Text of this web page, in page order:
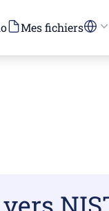
Mes fichiers